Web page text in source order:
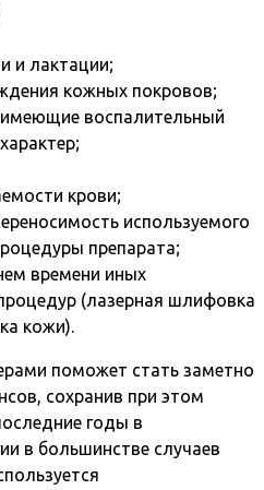
и лактации;
кожных покровов;
воспалительный
крови;
используемого
препарата;
времени иных
(лазерная шлифовка
кожи).
поможет стать заметно
сохранив при этом
годы в
в большинстве случаев